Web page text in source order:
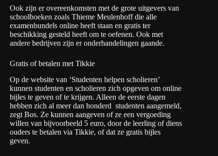
Ook zijn er overeenkomsten met de grote uitgevers van
schoolboeken zoals Thieme Meulenhoff die alle
examenbundels online heeft staan en gratis ter
beschikking gesteld heeft om te oefenen. Ook met
andere bedrijven zijn er onderhandelingen gaande.
Gratis of betalen met Tikkie
Op de website van ‘Studenten helpen scholieren’
kunnen studenten en scholieren zich opgeven om online
bijles te geven of te krijgen. Alleen de eerste dagen
hebben zich al meer dan honderd studenten aangemeld,
zegt Bos. Ze kunnen aangeven of ze een vergoeding
willen van bijvoorbeeld 5 euro, door de leerling of diens
ouders te betalen via Tikkie, of dat ze gratis bijles
geven.